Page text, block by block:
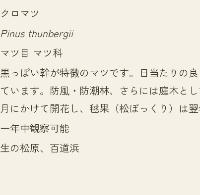
クロマツ
Pinus thunbergii
マツ目 マツ科
黒っぽい幹が特徴のマツです。日当たりの
ています。防風・防潮林、さらには庭木と
月にかけて開花し、毬果（松ぼっくり）は翌
一年中観察可能
生の松原、百道浜